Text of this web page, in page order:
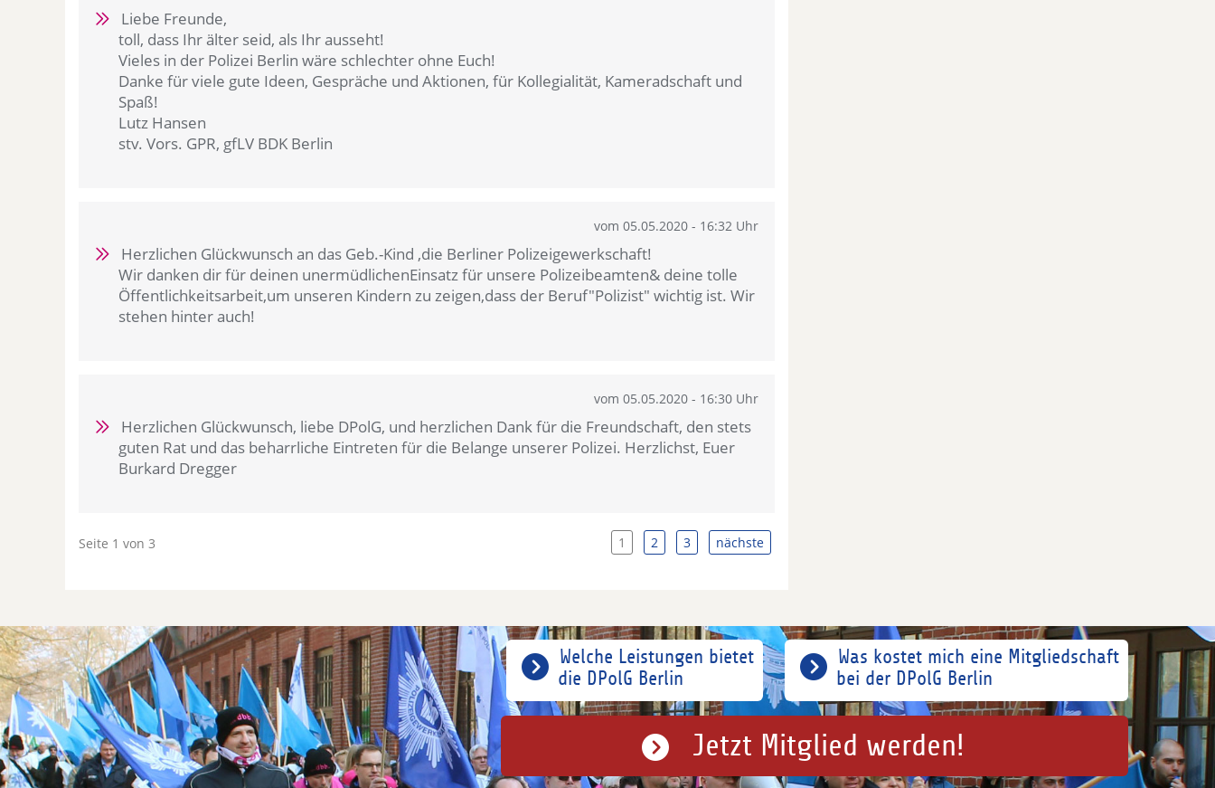
Liebe Freunde,
toll, dass Ihr älter seid, als Ihr ausseht!
Vieles in der Polizei Berlin wäre schlechter ohne Euch!
Danke für viele gute Ideen, Gespräche und Aktionen, für Kollegialität, Kameradschaft und
Spaß!
Lutz Hansen
stv. Vors. GPR, gfLV BDK Berlin
vom 05.05.2020 - 16:32 Uhr
Herzlichen Glückwunsch an das Geb.-Kind ,die Berliner Polizeigewerkschaft!
Wir danken dir für deinen unermüdlichenEinsatz für unsere Polizeibeamten& deine tolle
Öffentlichkeitsarbeit,um unseren Kindern zu zeigen,dass der Beruf"Polizist" wichtig ist. Wir
stehen hinter auch!
vom 05.05.2020 - 16:30 Uhr
Herzlichen Glückwunsch, liebe DPolG, und herzlichen Dank für die Freundschaft, den stets
guten Rat und das beharrliche Eintreten für die Belange unserer Polizei. Herzlichst, Euer
Burkard Dregger
Seite 1 von 3 1 2 3 nächste
Was kostet mich eine Mitgliedschaft
bei der DPolG Berlin
Welche Leistungen bietet
die DPolG Berlin
Jetzt Mitglied werden!